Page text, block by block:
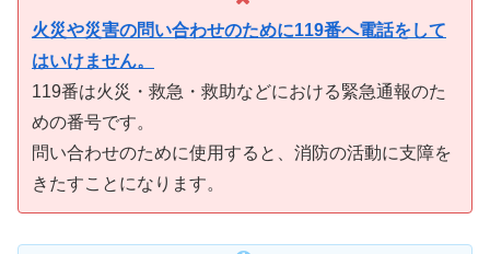
火災や災害の問い合わせのために119番へ電話をして
はいけません。
119番は火災・救急・救助などにおける緊急通報のた
めの番号です。
問い合わせのために使用すると、消防の活動に支障を
きたすことになります。